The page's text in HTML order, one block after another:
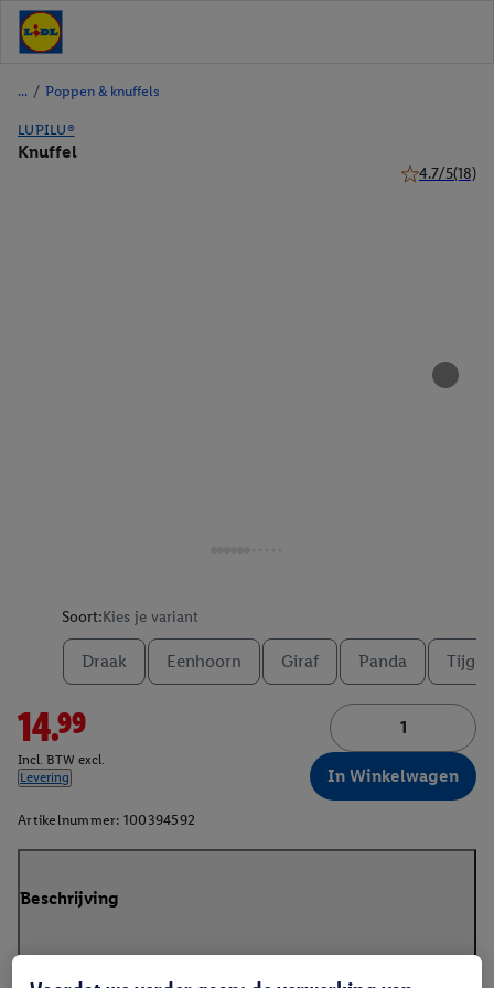
/ Poppen & knuffels
LUPILU®
Knuffel
4.7/5(18)
Soort:Kies je variant
Draak Eenhoorn Giraf Panda Tijger
14.99
Incl. BTW excl.
Levering
In Winkelwagen
Artikelnummer: 100394592
Beschrijving